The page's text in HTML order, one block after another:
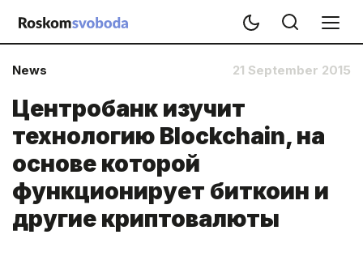
News 21 September 2015
Центробанк изучит
технологию Blockchain, на
основе которой
функционирует биткоин и
другие криптовалюты